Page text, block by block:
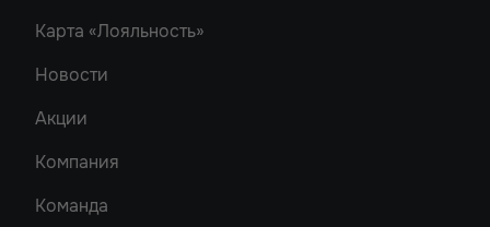
Карта «Лояльность»
Новости
Акции
Компания
Команда